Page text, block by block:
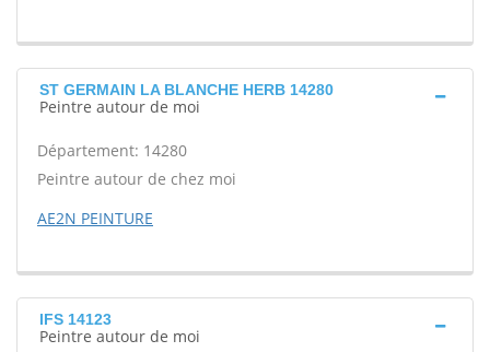
ST GERMAIN LA BLANCHE HERB 14280
Peintre autour de moi
Département: 14280
Peintre autour de chez moi
AE2N PEINTURE
IFS 14123
Peintre autour de moi